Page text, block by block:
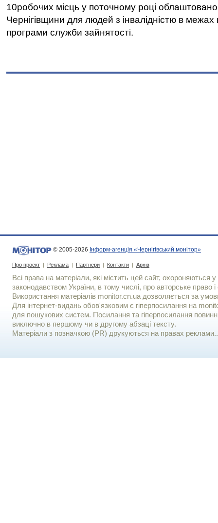
10робочих місць у поточному році
Чернігівщини для людей з інвалідністю в межах
програми служби зайнятості.
© 2005-2026 Інформ-агенція «Чернігівський монітор»
Про проект | Реклама | Партнери | Контакти | Архів
Всі права на матеріали, які містить цей сайт, охороняються у
законодавством України, в тому числі, про авторське право і
Використання матерiалiв monitor.cn.ua дозволяється за
Для iнтернет-видань обов'язковим є гiперпосилання на
для пошукових систем. Посилання та гіперпосилання
виключно в першому чи в другому абзаці тексту.
Матеріали з позначкою (PR) друкуються на правах реклами..